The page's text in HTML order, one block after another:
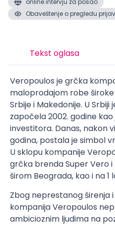
online intervju za posao
Obaveštenje o pregledu
Tekst oglasa
Veropoulos je grčka
maloprodajom robe
Srbije i Makedonije. U
započela 2002. godine
investitora. Danas, nakon
godina, postala je simbol
U sklopu kompanije
grčka brenda Super Vero
širom Beograda, kao i na 1
Zbog neprestanog širenja
kompanija Veropoulos
ambicioznim ljudima na